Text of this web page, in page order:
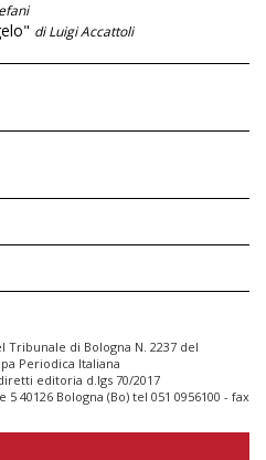
di Luigi Accattoli
Tribunale di Bologna N. 2237 del
Periodica Italiana
editoria d.lgs 70/2017
40126 Bologna (Bo) tel 051 0956100 - fax